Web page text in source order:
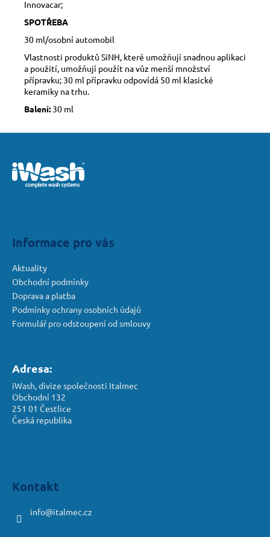
Innovacar;
SPOTŘEBA
30 ml/osobní automobil
Vlastnosti produktů SiNH, které umožňují snadnou aplikaci
a použití, umožňují použít na vůz menší množství
přípravku; 30 ml přípravku odpovídá 50 ml klasické
keramiky na trhu.
Balení: 30 ml
Informace pro vás
Aktuality
Obchodní podmínky
Doprava a platba
Podmínky ochrany osobních údajů
Formulář pro odstoupení od smlouvy
Adresa:
iWash, divize společnosti Italmec
Obchodní 132
251 01 Čestlice
Česká republika
Kontakt
info@italmec.cz